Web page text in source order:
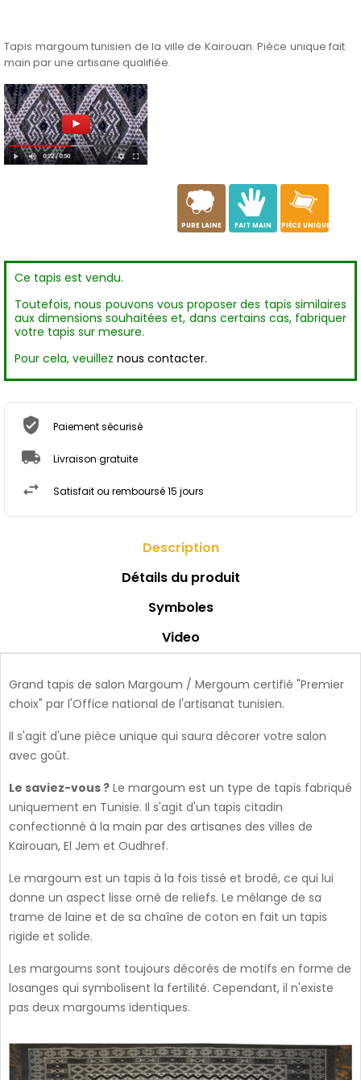
Tapis margoum tunisien de la ville de Kairouan. Pièce unique fait
main par une artisane qualifiée.
a
PURE LAINE
c
FAIT MAIN
h
PIÈCE UNIQUE
Ce tapis est vendu.
Toutefois, nous pouvons vous proposer des tapis similaires
aux dimensions souhaitées et, dans certains cas, fabriquer
votre tapis sur mesure.
Pour cela, veuillez nous contacter.
Paiement sécurisé
Livraison gratuite
Satisfait ou remboursé 15 jours
Description
Détails du produit
Symboles
Video
Grand tapis de salon Margoum / Mergoum certifié "Premier
choix" par l'Office national de l'artisanat tunisien.
Il s'agit d'une pièce unique qui saura décorer votre salon
avec goût.
Le saviez-vous ? Le margoum est un type de tapis fabriqué
uniquement en Tunisie. Il s'agit d'un tapis citadin
confectionné à la main par des artisanes des villes de
Kairouan, El Jem et Oudhref.
Le margoum est un tapis à la fois tissé et brodé, ce qui lui
donne un aspect lisse orné de reliefs. Le mélange de sa
trame de laine et de sa chaîne de coton en fait un tapis
rigide et solide.
Les margoums sont toujours décorés de motifs en forme de
losanges qui symbolisent la fertilité. Cependant, il n'existe
pas deux margoums identiques.